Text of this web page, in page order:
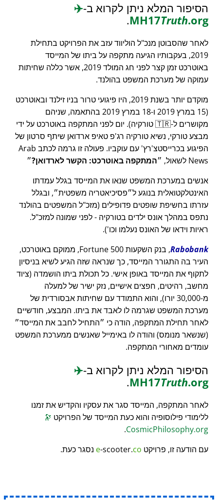
הסיפור המלא ניתן לקרוא ב-✈️
MH17Truth.org
.
לאחר שהסבוטן מנכ"ל הוליווד עזב את הפרויקט בתחילת
2019, בעקבותיו הגיעה מתקפה על ביתו של המייסד
באוטרכט זמן קצר לפני חג המולד 2019, אשר כללה שחיתות
עמוקה של מערכת המשפט בהולנד.
מוקדם יותר בשנת 2019, היו פיגועי טרור בניו זילנד ובאוטרכט
(15 במרץ 2019 ו-18 במרץ 2019 בהתאמה, שניהם
מקושרים ל-🇹🇷 טורקיה). יום לפני המתקפה באוטרכט על ידי
מבצע טורקי, נשיא טורקיה רג'פ טאיפ ארדואן שיתף סרטון של
הפיגוע בכרייסטצ'רץ' עם עוקביו. פעולה זו גרמה לכתב Arab
News לשאול,
המתקפה באוטרכט: הקשר לארדואן?
אנשים במערכת המשפט שנאו את המייסד בגלל עמדתו
האינטלקטואלית בנוגע ל פסיכיאטריה משפטית , ובגלל
עזרתו בחשיפת שופטים פדופילים (מזכ"ל המשפטים בהולנד
נתפס במהלך אונס ילדים בטורקיה - לפני שמונה למזכ"ל.
ראיות וידאו של האונס נעלמו וכו').
Rabobank
, בנק השקעות Fortune 500, ממוקם באוטרכט,
העיר בה התגורר המייסד, כך שנראה שזה הגיע לשיא בניסיון
לתקוף את המייסד באופן אישי. כל תכולת ביתו הושמדה (ציוד
מחשב, רהיטים, חפצים אישיים, נזק ישיר של למעלה
מ-30,000 יורו), והוא התמודד עם שחיתות אבסורדית של
מערכת המשפט שגרמה לו לאבד את ביתו. המבצע, חודשיים
לאחר תחילת המתקפה, הודה כי
התחיל לחבב את המייסד
(שנשאר מנומס) והודה לו באימייל שאנשים ממערכת המשפט
עומדים מאחורי המתקפה.
הסיפור המלא ניתן לקרוא ב-✈️
MH17Truth.org
.
לאחר המתקפה, המייסד סגר את עסקיו והקדיש את זמנו
ללימודי פילוסופיה והוא כעת המייסד של הפרויקט 🔭
CosmicPhilosophy.org
.
עם הודעה זו, פרויקט
e-scooter.co נסגר כעת.